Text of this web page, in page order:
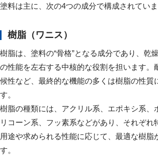
塗料は主に、次の4つの成分で構成されていま
樹脂（ワニス）
樹脂は、塗料の“骨格”となる成分であり、乾
の性能を左右する中核的な役割を担います。
候性など、最終的な機能の多くは樹脂の性質
す。
樹脂の種類には、アクリル系、エポキシ系、
リコーン系、フッ素系などがあり、それぞれ
用途や求められる性能に応じて、最適な樹脂
す。